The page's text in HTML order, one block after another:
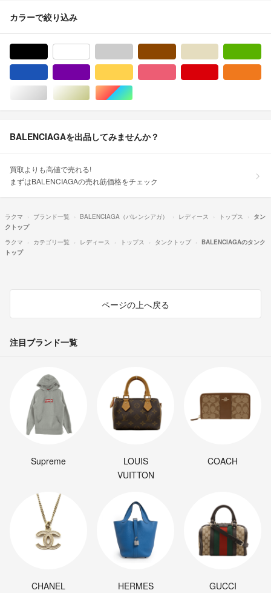
カラーで絞り込み
シルバー/銀色系ゴールド/金色系マルチカラー
BALENCIAGAを出品してみませんか？
買取よりも高値で売れる!
まずはBALENCIAGAの売れ筋価格をチェック
ラクマ ブランド一覧 BALENCIAGA（バレンシアガ） レディース トップス
タン
クトップ
ラクマ
カテゴリ一覧 レディース トップス タンクトップ
BALENCIAGAのタンク
トップ
ページの上へ戻る
注目ブランド一覧
Supreme
LOUIS
VUITTON
COACH
CHANEL HERMES GUCCI